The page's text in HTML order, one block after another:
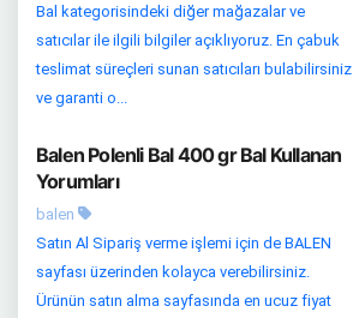
Bal kategorisindeki diğer mağazalar ve
satıcılar ile ilgili bilgiler açıklıyoruz. En çabuk
teslimat süreçleri sunan satıcıları bulabilirsiniz
ve garanti o...
Balen Polenli Bal 400 gr Bal Kullanan
Yorumları
balen
Satın Al Sipariş verme işlemi için de BALEN
sayfası üzerinden kolayca verebilirsiniz.
Ürünün satın alma sayfasında en ucuz fiyat